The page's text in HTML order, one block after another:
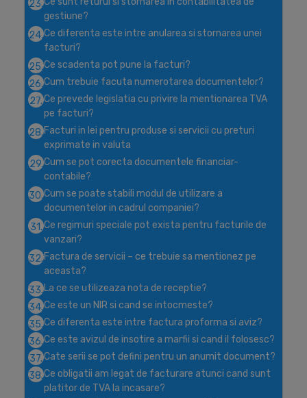
23.
gestiune?
24.Ce diferenta este intre anularea si stornarea unei
facturi?
25.Ce scadenta pot pune la facturi?
26.Cum trebuie facuta numerotarea documentelor?
27.Ce prevede legislatia cu privire la mentionarea TVA
pe facturi?
28.Facturi in lei pentru produse si servicii cu preturi
exprimate in valuta
29.Cum se pot corecta documentele financiar-
contabile?
30.Cum se poate stabili modul de utilizare a
documentelor in cadrul companiei?
31.Ce regimuri speciale pot exista pentru facturile de
vanzari?
32.Factura de servicii – ce trebuie sa mentionez pe
aceasta?
33.La ce se utilizeaza nota de receptie?
34.Ce este un NIR si cand se intocmeste?
35.Ce diferenta este intre factura proforma si aviz?
36.Ce este avizul de insotire a marfii si cand il folosesc?
37.Cate serii se pot defini pentru un anumit document?
38.Ce obligatii am legat de facturare atunci cand sunt
platitor de TVA la incasare?